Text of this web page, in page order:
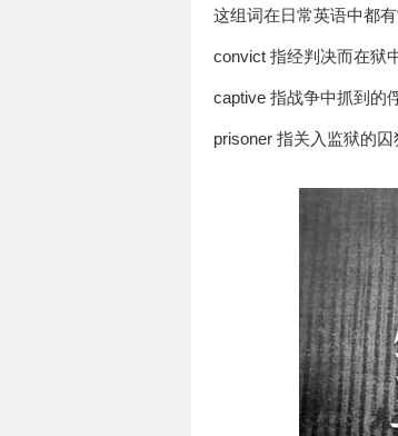
这组词在日常英语中都
convict 指经判决而在狱
captive 指战争中抓到的
prisoner 指关入监狱的囚